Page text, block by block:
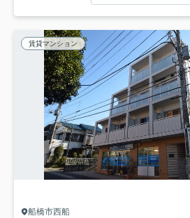
賃貸マンション
船橋市西船